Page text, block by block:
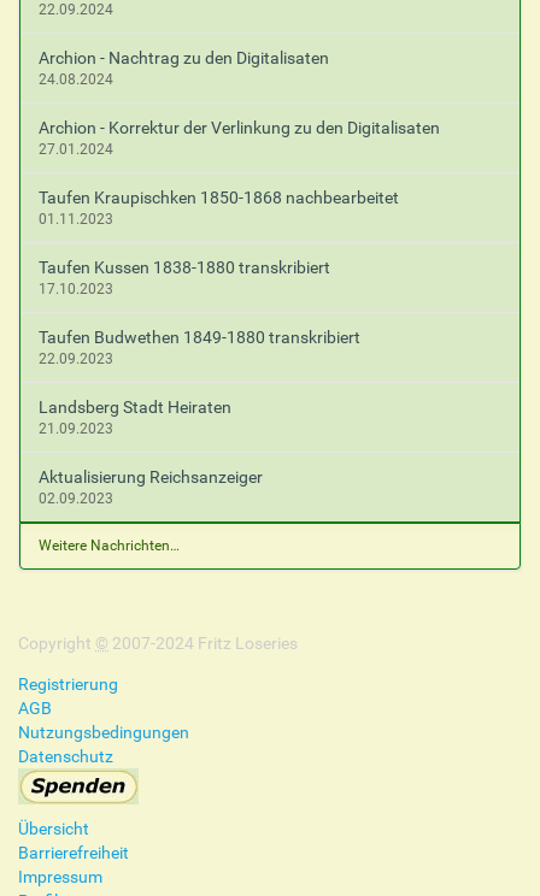
22.09.2024
Archion - Nachtrag zu den Digitalisaten
24.08.2024
Archion - Korrektur der Verlinkung zu den Digitalisaten
27.01.2024
Taufen Kraupischken 1850-1868 nachbearbeitet
01.11.2023
Taufen Kussen 1838-1880 transkribiert
17.10.2023
Taufen Budwethen 1849-1880 transkribiert
22.09.2023
Landsberg Stadt Heiraten
21.09.2023
Aktualisierung Reichsanzeiger
02.09.2023
Weitere Nachrichten…
Copyright © 2007-2024 Fritz Loseries
Registrierung
AGB
Nutzungsbedingungen
Datenschutz
Übersicht
Barrierefreiheit
Impressum